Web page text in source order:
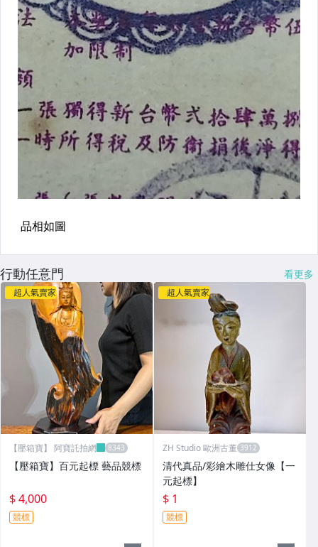
行動任意門 看更多
超人氣賣家
【壓箱寶】 阿寶託拍網
【壓箱寶】百元起標 藝品競標
$ 4,000
競標
超人氣賣家
ZH Studio 歐洲古董
清代真品/彩繪木雕仕女像【一
元起標】
$ 1
競標